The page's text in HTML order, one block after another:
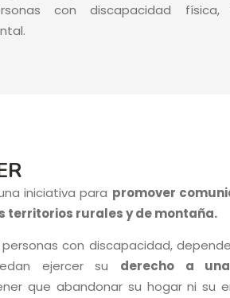
con discapacidad física,
iniciativa para promover
territorios rurales y de montaña.
con discapacidad,
ejercer su derecho a
que abandonar su hogar ni su